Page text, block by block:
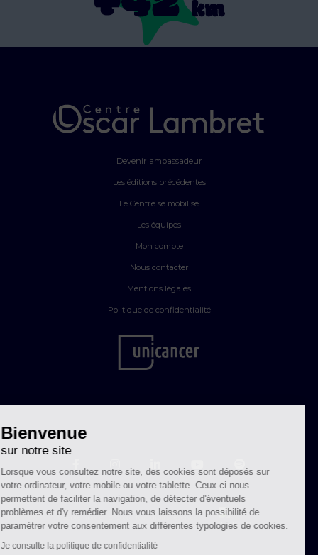
Devenir ambassadeur
Les éditions précédentes
Le Centre se mobilise
Les équipes
Mon compte
Nous contacter
Mentions légales
Politique de confidentialité
© Septembre en Or 2026 - Tous droits réservés
Bienvenue
sur notre site
Lorsque vous consultez notre site, des cookies sont déposés sur
votre ordinateur, votre mobile ou votre tablette. Ceux-ci nous
permettent de faciliter la navigation, de détecter d'éventuels
problèmes et d'y remédier. Nous vous laissons la possibilité de
paramétrer votre consentement aux différentes typologies de cookies.
Je consulte la politique de confidentialité